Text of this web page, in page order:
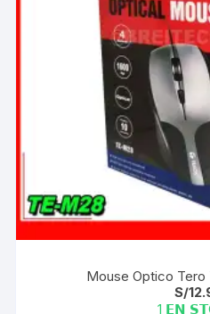
Mouse Optico Tero
S/
1 𝗘𝗡